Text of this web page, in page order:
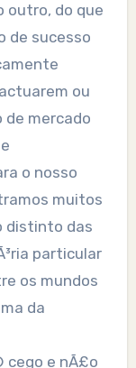
outro, do que
de sucesso
ou
mercado
o nosso
muitos
distinto das
particular
os mundos
da
cego e nÃ£o